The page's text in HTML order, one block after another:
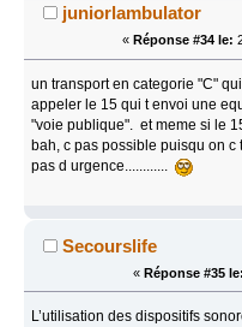
juniorlambulator
« Réponse #34 le:
un transport en categorie "C"
appeler le 15 qui t envoi une
"voie publique". et meme si le
bah, c pas possible puisqu on
pas d urgence............
Secourslife
« Réponse #35 le:
L’utilisation des dispositifs